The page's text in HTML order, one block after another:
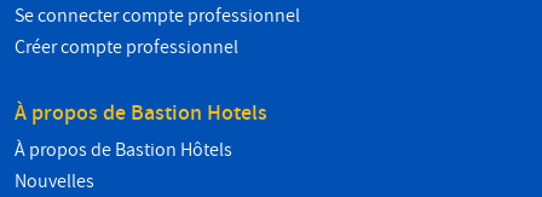
Se connecter compte professionnel
Créer compte professionnel
À propos de Bastion Hotels
À propos de Bastion Hôtels
Nouvelles